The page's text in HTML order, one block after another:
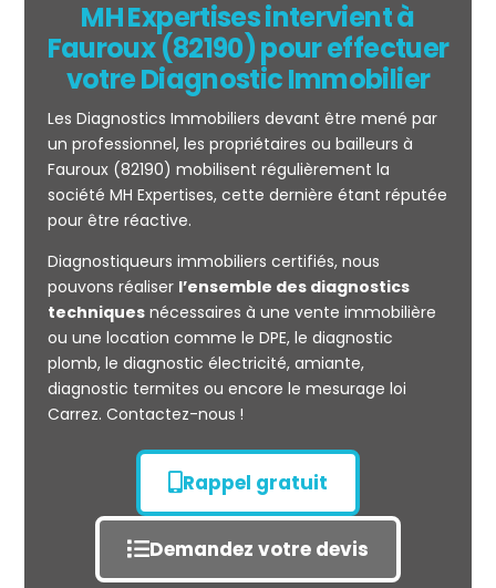
Mesurage
CARREZ
MH Expertises intervient à
Fauroux (82190) pour effectuer
votre Diagnostic Immobilier
Les Diagnostics Immobiliers devant être mené par
un professionnel, les propriétaires ou bailleurs à
Fauroux (82190) mobilisent régulièrement la
société MH Expertises, cette dernière étant réputée
pour être réactive.
Diagnostiqueurs immobiliers certifiés, nous
pouvons réaliser l’ensemble des diagnostics
techniquesnécessaires à une vente immobilière
ou une location comme le DPE, le diagnostic
plomb, le diagnostic électricité, amiante,
diagnostic termites ou encore le mesurage loi
Carrez. Contactez-nous !
Rappel gratuit
Demandez votre devis